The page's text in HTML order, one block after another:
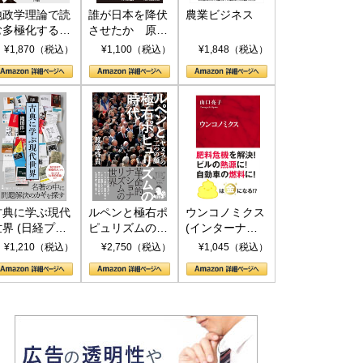
政学理論で読
多極化する世
トランプと
¥1,870（税込）
誰が日本を降伏
させたか 原爆
投下、ソ連参
(PHP新書)
¥1,100（税込）
農業ビジネス
¥1,848（税込）
典に学ぶ現代
界 (日経プレ
アシリーズ)
¥1,210（税込）
ルペンと極右ポ
ピュリズムの時
代：〈ヤヌス〉
¥2,750（税込）
ウンコノミクス
(インターナシ
ョナル新書)
¥1,045（税込）